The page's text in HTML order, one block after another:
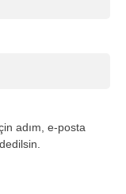
adım, e-posta